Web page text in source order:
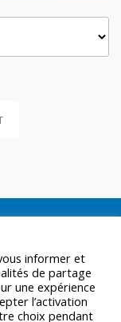
informer et
de partage
une expérience
l’activation
choix pendant